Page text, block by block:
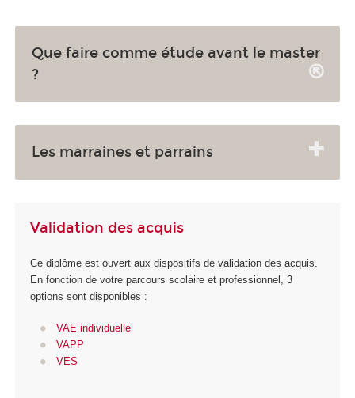
Que faire comme étude avant le master
?
Les marraines et parrains
Validation des acquis
Ce diplôme est ouvert aux dispositifs de validation des acquis.
En fonction de votre parcours scolaire et professionnel, 3
options sont disponibles :
VAE individuelle
VAPP
VES